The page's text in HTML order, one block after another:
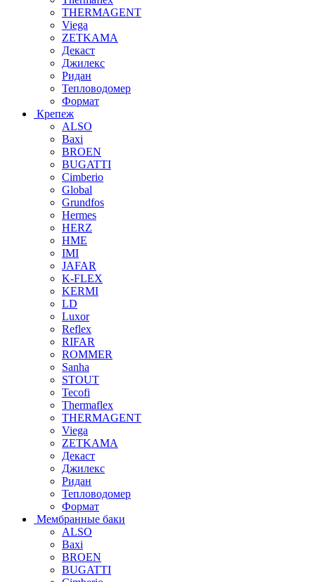
THERMAGENT
Viega
ZETKAMA
Декаст
Джилекс
Ридан
Тепловодомер
Формат
Крепеж
ALSO
Baxi
BROEN
BUGATTI
Cimberio
Global
Grundfos
Hermes
HERZ
HME
IMI
JAFAR
K-FLEX
KERMI
LD
Luxor
Reflex
RIFAR
ROMMER
Sanha
STOUT
Tecofi
Thermaflex
THERMAGENT
Viega
ZETKAMA
Декаст
Джилекс
Ридан
Тепловодомер
Формат
Мембранные баки
ALSO
Baxi
BROEN
BUGATTI